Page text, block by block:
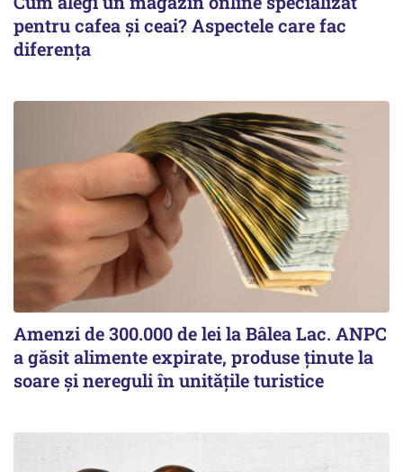
pentru cafea și ceai? Aspectele care fac
diferența
Amenzi de 300.000 de lei la Bâlea Lac. ANPC
a găsit alimente expirate, produse ținute la
soare și nereguli în unitățile turistice